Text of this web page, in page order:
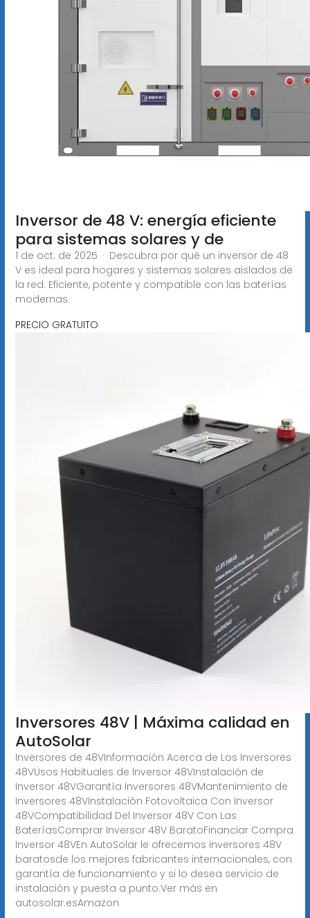
Inversor de 48 V: energía eficiente
para sistemas solares y de
1 de oct. de 2025 · Descubra por qué un inversor de 48
V es ideal para hogares y sistemas solares aislados de
la red. Eficiente, potente y compatible con las baterías
modernas.
PRECIO GRATUITO
Inversores 48V | Máxima calidad en
AutoSolar
Inversores de 48VInformación Acerca de Los Inversores
48VUsos Habituales de Inversor 48VInstalación de
Inversor 48VGarantía Inversores 48VMantenimiento de
Inversores 48VInstalación Fotovoltaica Con Inversor
48VCompatibilidad Del Inversor 48V Con Las
BateríasComprar Inversor 48V BaratoFinanciar Compra
Inversor 48VEn AutoSolar le ofrecemos inversores 48V
baratosde los mejores fabricantes internacionales, con
garantía de funcionamiento y si lo desea servicio de
instalación y puesta a punto.Ver más en
autosolar.esAmazon